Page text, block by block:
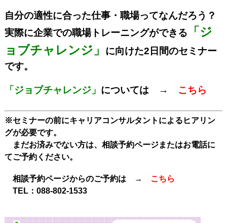
自分の適性に合った仕事・職場ってなんだろう？
実際に企業での職場トレーニングができる
「ジ
ョブチャレンジ」
に向けた2日間のセミナー
です。
「ジョブチャレンジ」 については → こちら
※セミナーの前にキャリアコンサルタントによるヒアリン
グが必要です。
まだお済みでない方は、相談予約ページまたはお電話に
てご予約ください。
相談予約ページからのご予約は → こちら
TEL： 088-802-1533